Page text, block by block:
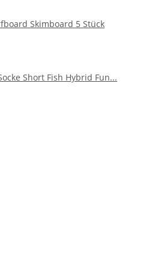
Skimboard 5 Stück